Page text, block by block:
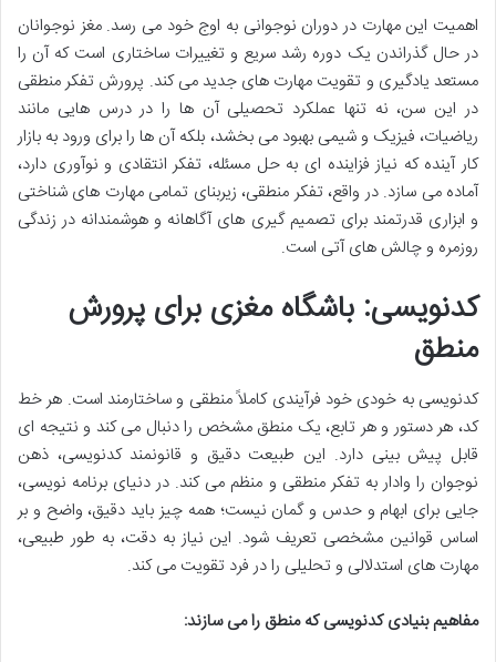
اهمیت این مهارت در دوران نوجوانی به اوج خود می رسد. مغز نوجوانان
در حال گذراندن یک دوره رشد سریع و تغییرات ساختاری است که آن را
مستعد یادگیری و تقویت مهارت های جدید می کند. پرورش تفکر منطقی
در این سن، نه تنها عملکرد تحصیلی آن ها را در درس هایی مانند
ریاضیات، فیزیک و شیمی بهبود می بخشد، بلکه آن ها را برای ورود به بازار
کار آینده که نیاز فزاینده ای به حل مسئله، تفکر انتقادی و نوآوری دارد،
آماده می سازد. در واقع، تفکر منطقی، زیربنای تمامی مهارت های شناختی
و ابزاری قدرتمند برای تصمیم گیری های آگاهانه و هوشمندانه در زندگی
روزمره و چالش های آتی است.
کدنویسی: باشگاه مغزی برای پرورش
منطق
کدنویسی به خودی خود فرآیندی کاملاً منطقی و ساختارمند است. هر خط
کد، هر دستور و هر تابع، یک منطق مشخص را دنبال می کند و نتیجه ای
قابل پیش بینی دارد. این طبیعت دقیق و قانونمند کدنویسی، ذهن
نوجوان را وادار به تفکر منطقی و منظم می کند. در دنیای برنامه نویسی،
جایی برای ابهام و حدس و گمان نیست؛ همه چیز باید دقیق، واضح و بر
اساس قوانین مشخصی تعریف شود. این نیاز به دقت، به طور طبیعی،
مهارت های استدلالی و تحلیلی را در فرد تقویت می کند.
مفاهیم بنیادی کدنویسی که منطق را می سازند: